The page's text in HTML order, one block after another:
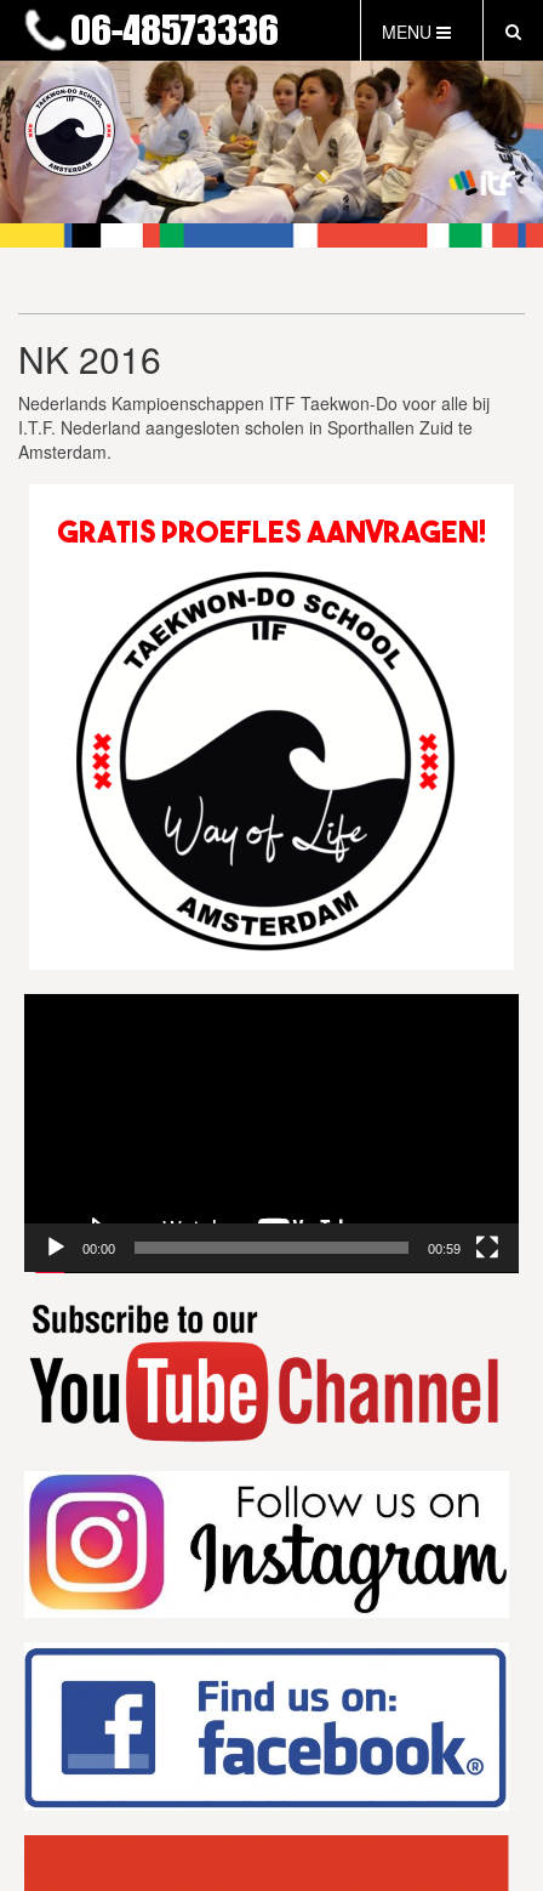
MENU
HOME
NIEUWS
LESTIJDEN & TARIEVEN
INFORMATIE
WAT IS TAEKWON-DO?
FAQ
INLOG LEDEN
GRATIS PROEFLES
NK 2016
Nederlands Kampioenschappen ITF Taekwon-Do voor alle bij
I.T.F. Nederland aangesloten scholen in Sporthallen Zuid te
Amsterdam.
00:00 00:59